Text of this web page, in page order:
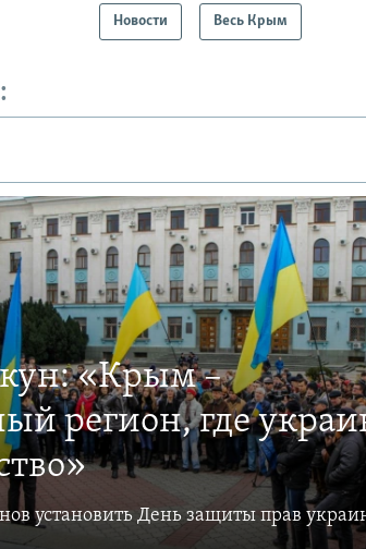
Новости Весь Крым
«Крым –
регион, где
установить День защиты прав